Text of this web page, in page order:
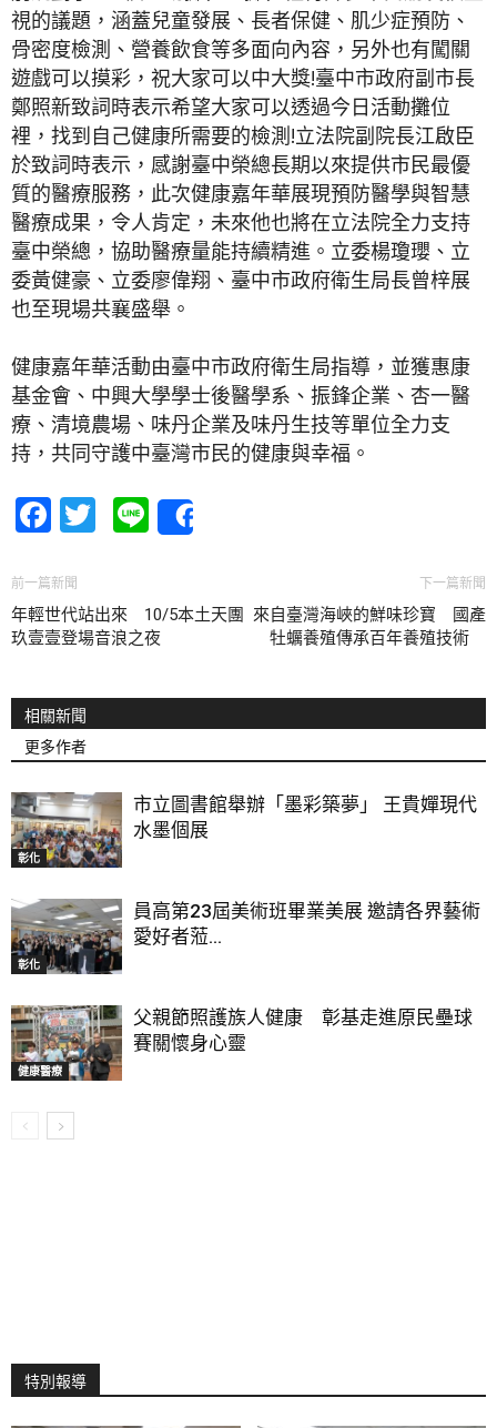
視的議題，涵蓋兒童發展、長者保健、肌少症預防、
骨密度檢測、營養飲食等多面向內容，另外也有闖關
遊戲可以摸彩，祝大家可以中大獎!臺中市政府副市長
鄭照新致詞時表示希望大家可以透過今日活動攤位
裡，找到自己健康所需要的檢測!立法院副院長江啟臣
於致詞時表示，感謝臺中榮總長期以來提供市民最優
質的醫療服務，此次健康嘉年華展現預防醫學與智慧
醫療成果，令人肯定，未來他也將在立法院全力支持
臺中榮總，協助醫療量能持續精進。立委楊瓊瓔、立
委黃健豪、立委廖偉翔、臺中市政府衛生局長曾梓展
也至現場共襄盛舉。
健康嘉年華活動由臺中市政府衛生局指導，並獲惠康
基金會、中興大學學士後醫學系、振鋒企業、杏一醫
療、清境農場、味丹企業及味丹生技等單位全力支
持，共同守護中臺灣市民的健康與幸福。
Facebook
Twitter
Line
前一篇新聞
年輕世代站出來 10/5本土天團
玖壹壹登場音浪之夜
下一篇新聞
來自臺灣海峽的鮮味珍寶 國產
牡蠣養殖傳承百年養殖技術
相關新聞
更多作者
彰化
市立圖書館舉辦「墨彩築夢」 王貴嬋現代
水墨個展
彰化
員高第23屆美術班畢業美展 邀請各界藝術
愛好者蒞...
健康醫療
父親節照護族人健康 彰基走進原民壘球
賽關懷身心靈
特別報導